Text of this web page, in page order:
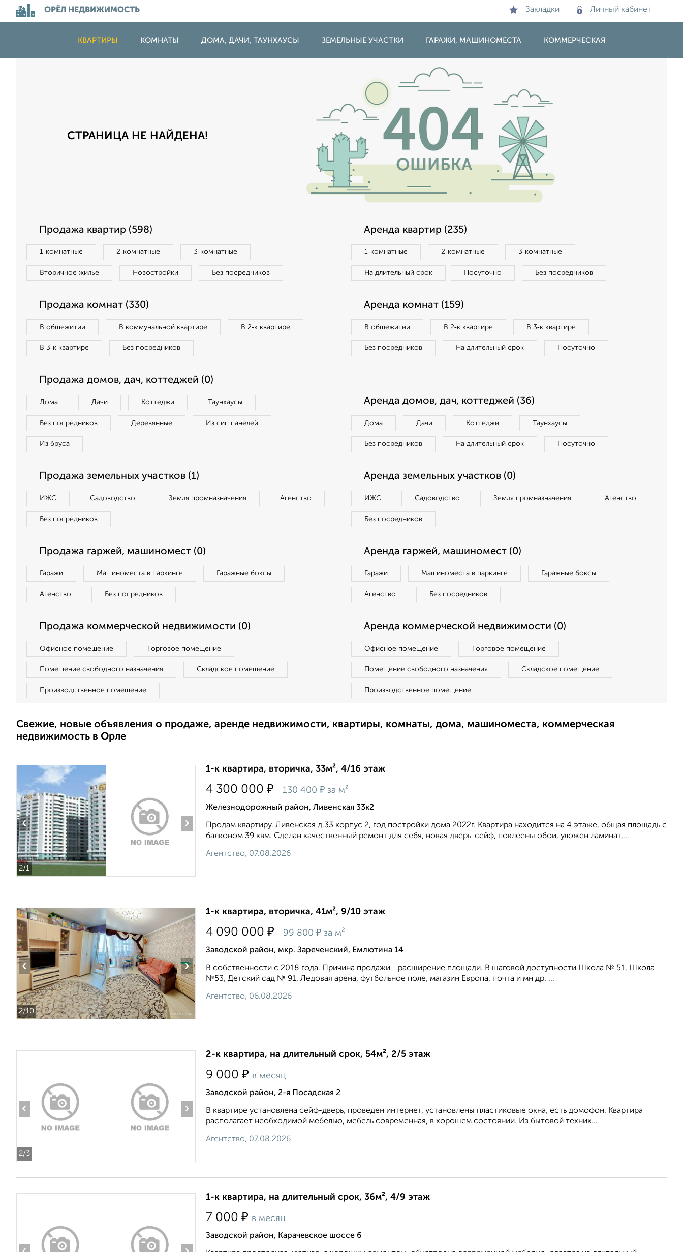
ОРЁЛ НЕДВИЖИМОСТЬ Закладки Личный кабинет
КВАРТИРЫ КОМНАТЫ ДОМА, ДАЧИ, ТАУНХАУСЫ ЗЕМЕЛЬНЫЕ УЧАСТКИ ГАРАЖИ, МАШИНОМЕСТА КОММЕРЧЕСКАЯ
СТРАНИЦА НЕ НАЙДЕНА!
Продажа квартир (598)
1‑комнатные 2‑комнатные 3‑комнатные
Вторичное жилье Новостройки Без посредников
Аренда квартир (235)
1‑комнатные 2‑комнатные 3‑комнатные
На длительный срок Посуточно Без посредников
Продажа комнат (330)
В общежитии В коммунальной квартире В 2‑к квартире
В 3‑к квартире Без посредников
Аренда комнат (159)
В общежитии В 2‑к квартире В 3‑к квартире
Без посредников На длительный срок Посуточно
Продажа домов, дач, коттеджей (0)
Дома Дачи Коттеджи Таунхаусы
Без посредников Деревянные Из сип панелей
Из бруса
Аренда домов, дач, коттеджей (36)
Дома Дачи Коттеджи Таунхаусы
Без посредников На длительный срок Посуточно
Продажа земельных участков (1)
ИЖС Садоводство Земля промназначения Агенство
Без посредников
Аренда земельных участков (0)
ИЖС Садоводство Земля промназначения Агенство
Без посредников
Продажа гаржей, машиномест (0)
Гаражи Машиноместа в паркинге Гаражные боксы
Агенство Без посредников
Аренда гаржей, машиномест (0)
Гаражи Машиноместа в паркинге Гаражные боксы
Агенство Без посредников
Продажа коммерческой недвижимости (0)
Офисное помещение Торговое помещение
Помещение свободного назначения Складское помещение
Производственное помещение
Аренда коммерческой недвижимости (0)
Офисное помещение Торговое помещение
Помещение свободного назначения Складское помещение
Производственное помещение
Свежие, новые объявления о продаже, аренде недвижимости, квартиры, комнаты, дома, машиноместа, коммерческая
недвижимость в Орле
2/1
‹ ›
1-к квартира, вторичка, 33м², 4/16 этаж
4 300 000 ₽ 130 400 ₽ за м²
Железнодорожный район, Ливенская 33к2
Продам квартиру. Ливенская д.33 корпус 2, год постройки дома 2022г. Квартира находится на 4 этаже, общая площадь с
балконом 39 квм. Сделан качественный ремонт для себя, новая дверь-сейф, поклеены обои, уложен ламинат,...
Агентство, 07.08.2026
2/10
‹ ›
1-к квартира, вторичка, 41м², 9/10 этаж
4 090 000 ₽ 99 800 ₽ за м²
Заводской район, мкр. Зареченский, Емлютина 14
В собственности с 2018 года. Причина продажи - расширение площади. В шаговой доступности Школа № 51, Школа
№53, Детский сад № 91, Ледовая арена, футбольное поле, магазин Европа, почта и мн др. ...
Агентство, 06.08.2026
2/3
‹ ›
2-к квартира, на длительный срок, 54м², 2/5 этаж
9 000 ₽ в месяц
Заводской район, 2-я Посадская 2
В квартире установлена сейф-дверь, проведен интернет, установлены пластиковые окна, есть домофон. Квартира
располагает необходимой мебелью, мебель современная, в хорошем состоянии. Из бытовой техник...
Агентство, 07.08.2026
1-к квартира, на длительный срок, 36м², 4/9 этаж
7 000 ₽ в месяц
Заводской район, Карачевское шоссе 6